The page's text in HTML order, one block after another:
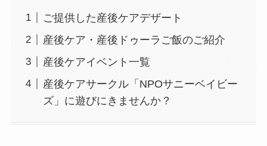
ご提供した産後ケアデザート
産後ケア・産後ドゥーラご飯のご紹介
産後ケアイベント一覧
産後ケアサークル「NPOサニーベイビー
ズ」に遊びにきませんか？